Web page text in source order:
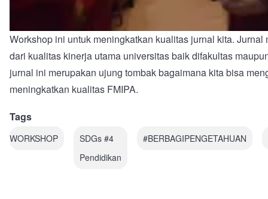
Workshop ini untuk meningkatkan kualitas jurnal kita.
dari kualitas kinerja utama universitas baik difakultas
jurnal ini merupakan ujung tombak bagaimana kita bisa
meningkatkan kualitas FMIPA.
Tags
WORKSHOP
SDGs #4
Pendidikan
#BERBAGIPENGETAHUAN